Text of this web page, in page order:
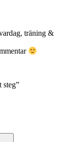
träning &
steg”